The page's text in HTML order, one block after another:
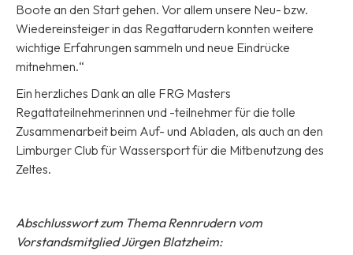
Boote an den Start gehen. Vor allem unsere Neu- bzw.
Wiedereinsteiger in das Regattarudern konnten weitere
wichtige Erfahrungen sammeln und neue Eindrücke
mitnehmen.“
Ein herzliches Dank an alle FRG Masters
Regattateilnehmerinnen und -teilnehmer für die tolle
Zusammenarbeit beim Auf- und Abladen, als auch an den
Limburger Club für Wassersport für die Mitbenutzung des
Zeltes.
Abschlusswort zum Thema Rennrudern vom
Vorstandsmitglied Jürgen Blatzheim: